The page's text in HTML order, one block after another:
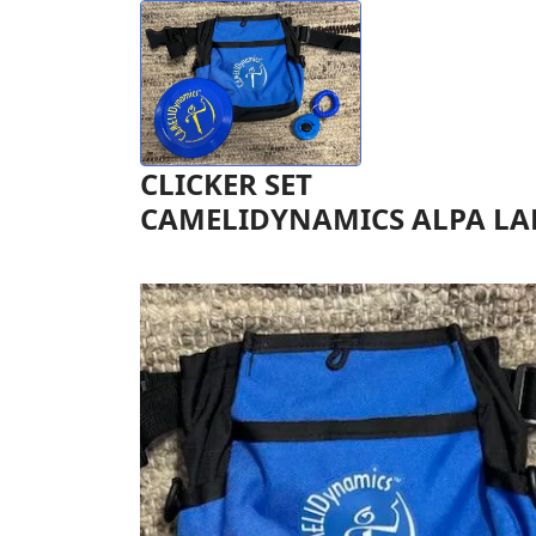
CLICKER SET
CAMELIDYNAMICS ALPA